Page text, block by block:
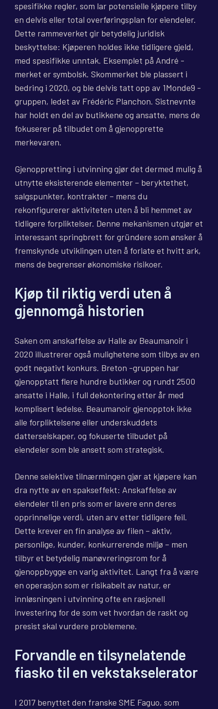
spesifikke regler, som lar potensielle kjøpere tilby
en delvis eller total overføringsplan for eiendeler.
Dette rammeverket gir betydelig juridisk
beskyttelse: Kjøperen holdes ikke tidligere gjeld,
med spesifikke unntak. Eksemplet på André -
merket er symbolsk. Skommerket ble plassert i
bedring i 2020, og ble delvis tatt opp av 1Monde9 -
gruppen, ledet av Frédéric Planchon. Sistnevnte
har holdt en del av butikkene og ansatte, mens de
fokuserer på tilbudet om å gjenopprette
merkevaren.
Gjenoppretting i utvinning gjør det dermed mulig å
utnytte eksisterende elementer – beryktethet,
salgspunkter, kontrakter – mens du
rekonfigurerer aktiviteten uten å bli hemmet av
tidligere forpliktelser. Denne mekanismen utgjør et
interessant springbrett for gründere som ønsker å
fremskynde utviklingen uten å forlate et hvitt ark,
mens de begrenser økonomiske risikoer.
Kjøp til riktig verdi uten å
gjennomgå historien
Saken om anskaffelse av Halle av Beaumanoir i
2020 illustrerer også mulighetene som tilbys av en
godt negativt konkurs. Breton -gruppen har
gjenopptatt flere hundre butikker og rundt 2500
ansatte i Halle, i full dekontering etter år med
komplisert ledelse. Beaumanoir gjenopptok ikke
alle forpliktelsene eller underskuddets
datterselskaper, og fokuserte tilbudet på
eiendeler som ble ansett som strategisk.
Denne selektive tilnærmingen gjør at kjøpere kan
dra nytte av en spakseffekt: Anskaffelse av
eiendeler til en pris som er lavere enn deres
opprinnelige verdi, uten arv etter tidligere feil.
Dette krever en fin analyse av filen – aktiv,
personlige, kunder, konkurrerende miljø – men
tilbyr et betydelig manøvreringsrom for å
gjenoppbygge en varig aktivitet. Langt fra å være
en operasjon som er risikabelt av natur, er
innløsningen i utvinning ofte en rasjonell
investering for de som vet hvordan de raskt og
presist skal vurdere problemene.
Forvandle en tilsynelatende
fiasko til en vekstakselerator
I 2017 benyttet den franske SME Faguo, som